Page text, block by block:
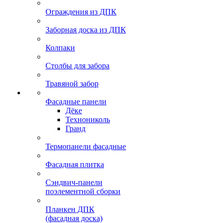
Ограждения из ДПК
Заборная доска из ДПК
Колпаки
Столбы для забора
Травяной забор
Фасадные панели
Дёке
Технониколь
Гранд
Термопанели фасадные
Фасадная плитка
Сэндвич-панели
поэлементной сборки
Планкен ДПК
(фасадная доска)